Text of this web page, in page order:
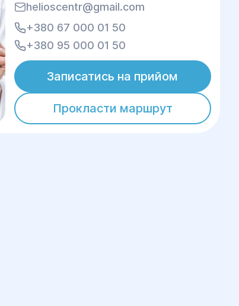
helioscentr@gmail.com
+380 67 000 01 50
+380 95 000 01 50
Записатись на прийом
Прокласти маршрут